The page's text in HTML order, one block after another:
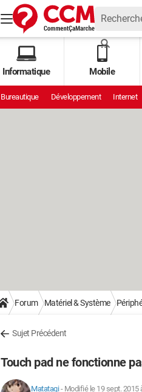
Informatique Mobile
Bureautique Développement Internet
Forum Matériel & Système
Sujet Précédent
Touch pad ne fonctionne
Matatagi- Modifié le 19 sept. 2015